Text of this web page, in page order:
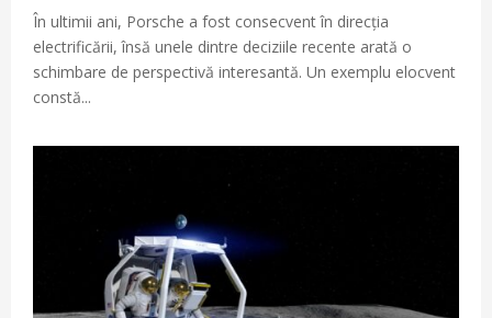
În ultimii ani, Porsche a fost consecvent în direcția
electrificării, însă unele dintre deciziile recente arată o
schimbare de perspectivă interesantă. Un exemplu elocvent
constă...